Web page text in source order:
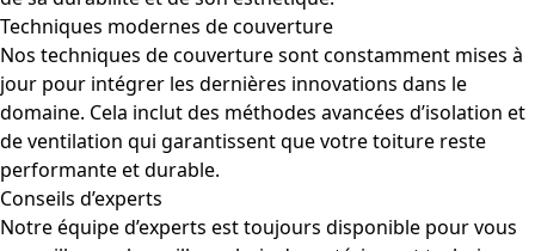
Techniques modernes de couverture
Nos techniques de couverture sont constamment mises à
jour pour intégrer les dernières innovations dans le
domaine. Cela inclut des méthodes avancées d’isolation et
de ventilation qui garantissent que votre toiture reste
performante et durable.
Conseils d’experts
Notre équipe d’experts est toujours disponible pour vous